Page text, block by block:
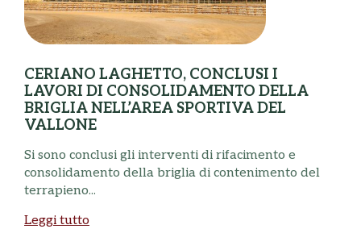
CERIANO LAGHETTO, CONCLUSI I
LAVORI DI CONSOLIDAMENTO DELLA
BRIGLIA NELL’AREA SPORTIVA DEL
VALLONE
Si sono conclusi gli interventi di rifacimento e
consolidamento della briglia di contenimento del
terrapieno...
Leggi tutto